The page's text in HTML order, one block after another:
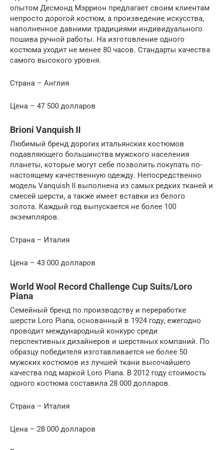
опытом Десмонд Мэррион предлагает своим клиентам
непросто дорогой костюм, а произведение искусства,
наполненное давними традициями индивидуального
пошива ручной работы. На изготовление одного
костюма уходит не менее 80 часов. Стандарты качества
самого высокого уровня.
Страна – Англия
Цена – 47 500 долларов
Brioni Vanquish II
Любимый бренд дорогих итальянских костюмов
подавляющего большинства мужского населения
планеты, которые могут себе позволить покупать по-
настоящему качественную одежду. Непосредственно
модель Vanquish II выполнена из самых редких тканей и
смесей шерсти, а также имеет вставки из белого
золота. Каждый год выпускается не более 100
экземпляров.
Страна – Италия
Цена – 43 000 долларов
World Wool Record Challenge Cup Suits/Loro
Piana
Семейный бренд по производству и переработке
шерсти Loro Piana, основанный в 1924 году, ежегодно
проводит международный конкурс среди
перспективных дизайнеров и шерстяных компаний. По
образцу победителя изготавливается не более 50
мужских костюмов из лучшей ткани высочайшего
качества под маркой Loro Piana. В 2012 году стоимость
одного костюма составила 28 000 долларов.
Страна – Италия
Цена – 28 000 долларов